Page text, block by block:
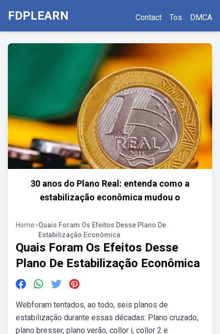
FDPLEARN Contact Tos DMCA
30 anos do Plano Real: entenda como a
estabilização econômica mudou o
Home>Quais Foram Os Efeitos Desse Plano De
Estabilização Econômica
Quais Foram Os Efeitos Desse
Plano De Estabilização Econômica
Webforam tentados, ao todo, seis planos de
estabilização durante essas décadas: Plano cruzado,
plano bresser, plano verão, collor i, collor 2 e